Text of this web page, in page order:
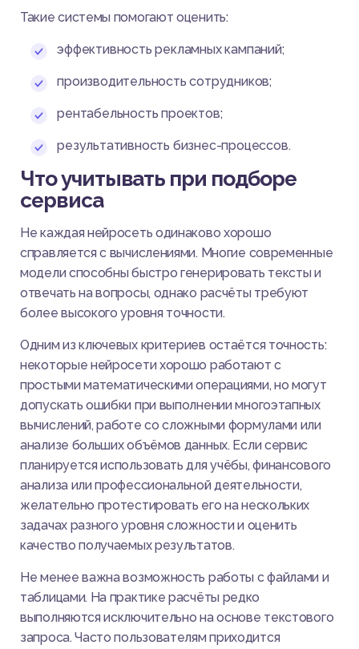
Такие системы помогают оценить:
эффективность рекламных кампаний;
производительность сотрудников;
рентабельность проектов;
результативность бизнес-процессов.
Что учитывать при подборе
сервиса
Не каждая нейросеть одинаково хорошо
справляется с вычислениями. Многие современные
модели способны быстро генерировать тексты и
отвечать на вопросы, однако расчёты требуют
более высокого уровня точности.
Одним из ключевых критериев остаётся точность:
некоторые нейросети хорошо работают с
простыми математическими операциями, но могут
допускать ошибки при выполнении многоэтапных
вычислений, работе со сложными формулами или
анализе больших объёмов данных. Если сервис
планируется использовать для учёбы, финансового
анализа или профессиональной деятельности,
желательно протестировать его на нескольких
задачах разного уровня сложности и оценить
качество получаемых результатов.
Не менее важна возможность работы с файлами и
таблицами. На практике расчёты редко
выполняются исключительно на основе текстового
запроса. Часто пользователям приходится